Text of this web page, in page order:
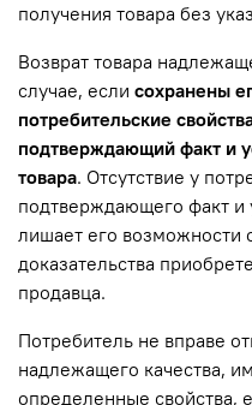
получения товара без
Возврат товара
случае, если сохранены
потребительские
подтверждающий факт и
товара. Отсутствие у
подтверждающего факт и
лишает его возможности
доказательства
продавца.
Потребитель не вправе
надлежащего качества,
определенные свойства,